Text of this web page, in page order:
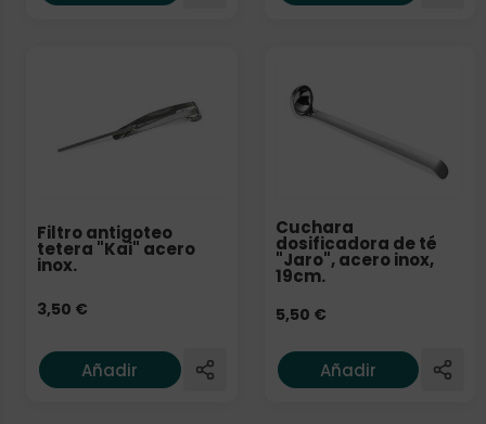
Filtro antigoteo
tetera "Kai" acero
inox.
3,50 €
Añadir
Cuchara
dosificadora de té
"Jaro", acero inox,
19cm.
5,50 €
Añadir